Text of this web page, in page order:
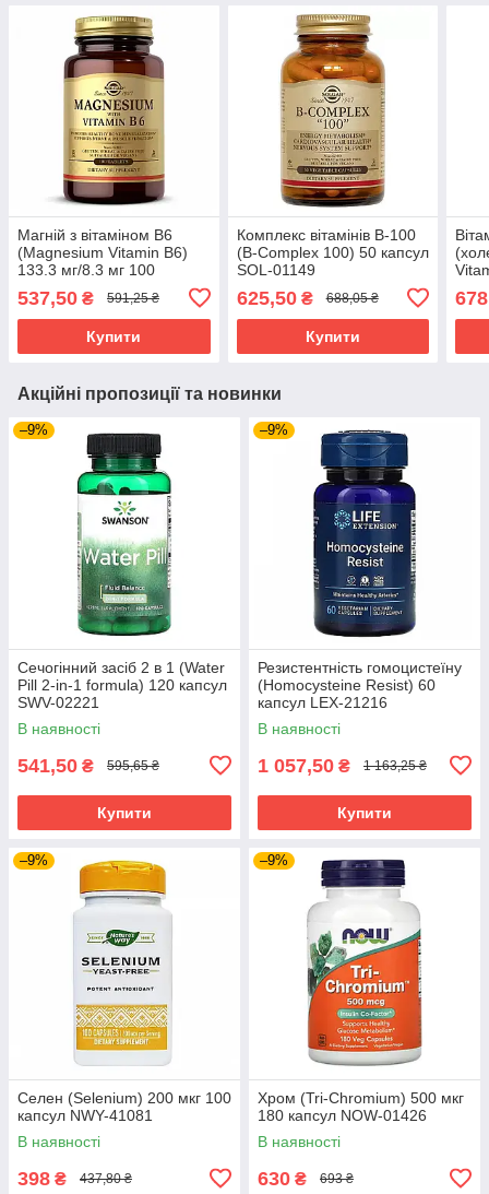
Магній з вітаміном В6
(Magnesium Vitamin B6)
133.3 мг/8.3 мг 100
537,50 ₴ 591,25 ₴
Купити
Комплекс вітамінів В-100
(B-Complex 100) 50 капсул
SOL-01149
625,50₴ 688,05 ₴
Купити
Акційні пропозиції та новинки
–9%
Сечогінний засіб 2 в 1 (Water
Pill 2-in-1 formula) 120 капсул
SWV-02221
В наявності
541,50 ₴ 595,65 ₴
Купити
–9%
Резистентність гомоцистеїну
(Homocysteine Resist) 60
капсул LEX-21216
В наявності
1 057,50 ₴ 1 163,25 ₴
Купити
–9%
Селен (Selenium) 200 мкг 100
капсул NWY-41081
В наявності
398 ₴ 437,80 ₴
–9%
Хром (Tri-Chromium) 500 мкг
180 капсул NOW-01426
В наявності
630 ₴ 693 ₴